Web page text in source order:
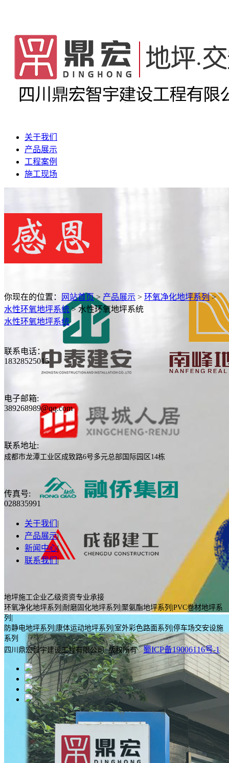
关于我们
产品展示
工程案例
施工现场
你现在的位置： 网站首页> 产品展示 > 环氧净化地坪系列>
水性环氧地坪系统>水性环氧地坪系统
水性环氧地坪系统
联系电话：
18328525015
电子邮箱:
389268989@qq.com
联系地址:
成都市龙潭工业区成致路6号多元总部国际园区14栋
传真号:
028835991
关于我们 |
产品展示|
新闻中心|
联系我们|
地坪施工企业乙级资资专业承接
环氧净化地坪系列|耐磨固化地坪系列|聚氨酯地坪系列|PVC卷材地坪系
列|
防静电地坪系列|康体运动地坪系列|室外彩色路面系列|停车场交安设施
系列
四川鼎宏智宇建设工程有限公司 版权所有 蜀ICP备19006116号-1